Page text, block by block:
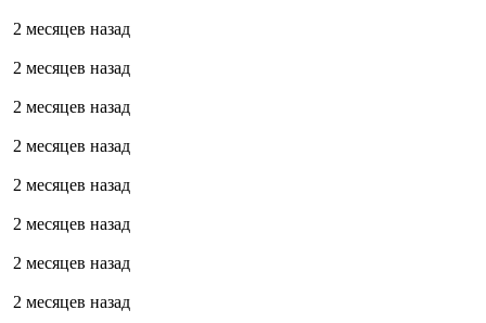
2 месяцев назад
2 месяцев назад
2 месяцев назад
2 месяцев назад
2 месяцев назад
2 месяцев назад
2 месяцев назад
2 месяцев назад